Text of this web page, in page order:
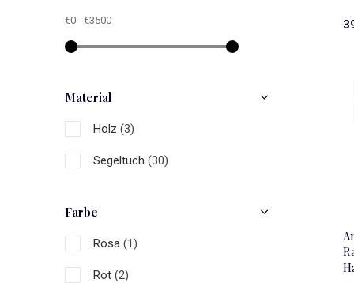
€0 - €3500
Material
Holz (3)
Segeltuch (30)
Farbe
Rosa (1)
Rot (2)